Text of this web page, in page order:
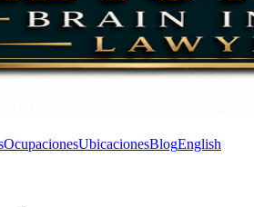
OcupacionesUbicacionesBlogEnglish